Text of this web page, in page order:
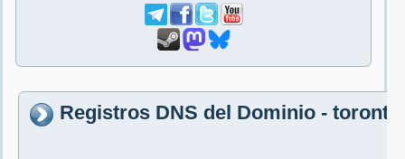
Registros DNS del Dominio -